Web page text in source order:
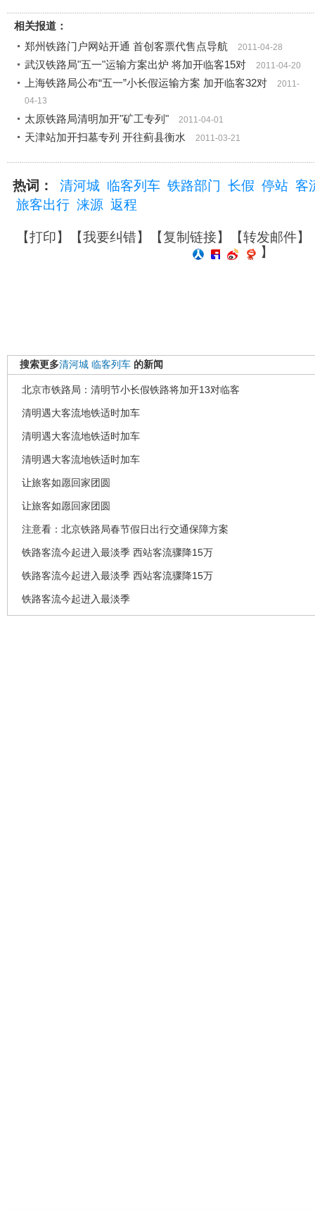
相关报道：
郑州铁路门户网站开通 首创客票代售点导航
2011-04-28
武汉铁路局"五一"运输方案出炉 将加开临客15对 2011-04-20
上海铁路局公布“五一”小长假运输方案 加开临客32对 2011-
04-13
太原铁路局清明加开"矿工专列"
2011-04-01
天津站加开扫墓专列 开往蓟县衡水 2011-03-21
热词： 清河城 临客列车 铁路部门 长假 停站 客
旅客出行 涞源 返程
【打印】【我要纠错】【复制链接】【转发邮件】
】
搜索更多清河城 临客列车 的新闻
北京市铁路局：清明节小长假铁路将加开13对临客
清明遇大客流地铁适时加车
清明遇大客流地铁适时加车
清明遇大客流地铁适时加车
让旅客如愿回家团圆
让旅客如愿回家团圆
注意看：北京铁路局春节假日出行交通保障方案
铁路客流今起进入最淡季 西站客流骤降15万
铁路客流今起进入最淡季 西站客流骤降15万
铁路客流今起进入最淡季